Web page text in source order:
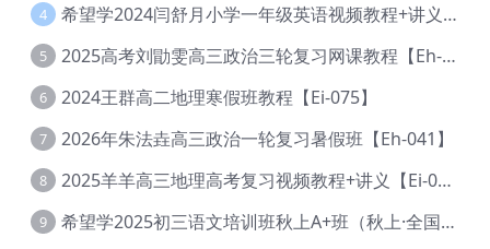
4 希望学2024闫舒月小学一年级英语视频教程+讲义【Cc-004】
5 2025高考刘勖雯高三政治三轮复习网课教程【Eh-061】
6 2024王群高二地理寒假班教程【Ei-075】
7 2026年朱法垚高三政治一轮复习暑假班【Eh-041】
8 2025羊羊高三地理高考复习视频教程+讲义【Ei-051】
9 希望学2025初三语文培训班秋上A+班（秋上·全国版·A+）【Da-031】